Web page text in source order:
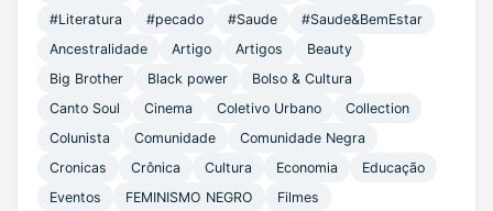
#Literatura
#pecado #Saude
#Saude&BemEstar
Ancestralidade
Artigo Artigos
Beauty
Big Brother
Black power
Bolso & Cultura
Canto Soul
Cinema Coletivo Urbano
Collection
Colunista
Comunidade
Comunidade Negra
Cronicas
Crônica Cultura Economia
Educação
Eventos
FEMINISMO NEGRO Filmes